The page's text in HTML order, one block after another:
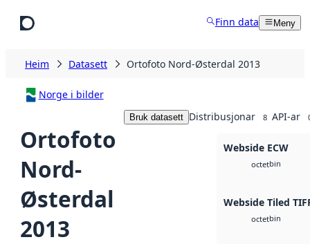
Finn data Meny
Heim Datasett Ortofoto Nord-Østerdal 2013
Norge i bilder
Ortofoto
Nord-
Østerdal
2013
Bruk datasett Distribusjonar 8 API-ar
Webside ECW
octetbin
Webside Tiled
octetbin